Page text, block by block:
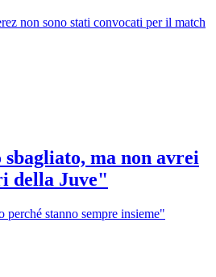
non sono stati convocati per il match
ma non avrei
della Juve"
stanno sempre insieme"